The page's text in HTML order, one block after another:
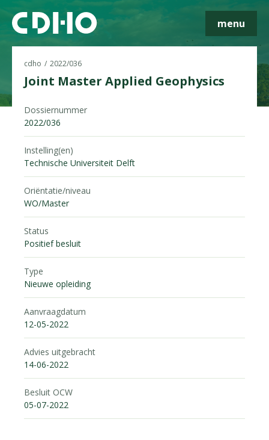
menu
cdho 2022/036
Joint Master Applied Geophysics
Dossiernummer
2022/036
Instelling(en)
Technische Universiteit Delft
Oriëntatie/niveau
WO/Master
Status
Positief besluit
Type
Nieuwe opleiding
Aanvraagdatum
12-05-2022
Advies uitgebracht
14-06-2022
Besluit OCW
05-07-2022